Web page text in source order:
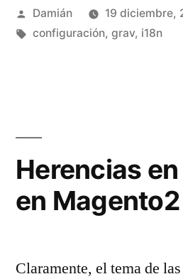
Grav»
Publicado
por
Damián 19 diciembre,
Etiquetas:
configuración, grav, i18n
Herencias
en Magento2
Claramente, el tema de